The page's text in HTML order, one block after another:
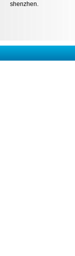
shenzhen.